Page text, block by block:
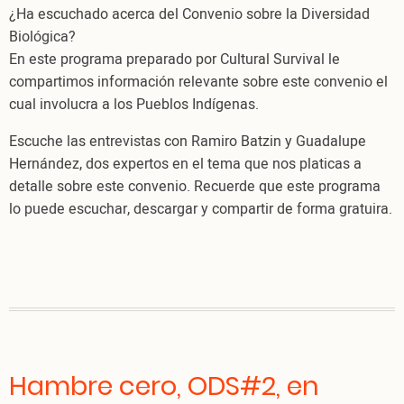
¿Ha escuchado acerca del Convenio sobre la Diversidad
Biológica?
En este programa preparado por Cultural Survival le
compartimos información relevante sobre este convenio el
cual involucra a los Pueblos Indígenas.
Escuche las entrevistas con Ramiro Batzin y Guadalupe
Hernández, dos expertos en el tema que nos platicas a
detalle sobre este convenio. Recuerde que este programa
lo puede escuchar, descargar y compartir de forma gratuira.
Hambre cero, ODS#2, en